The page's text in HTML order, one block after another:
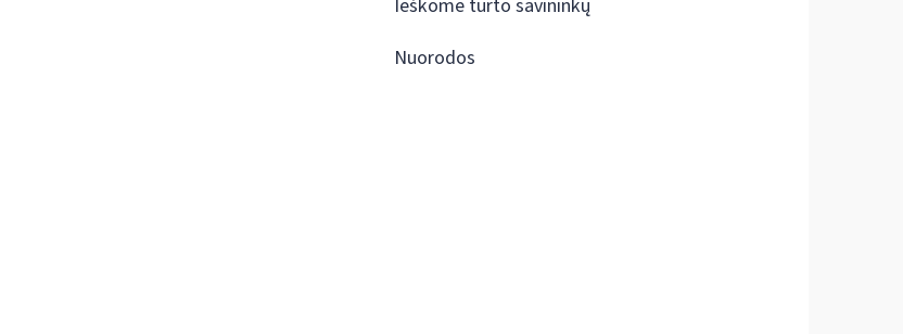
Ieškome turto savininkų
Nuorodos